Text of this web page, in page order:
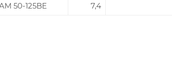
50-125BE 7,4